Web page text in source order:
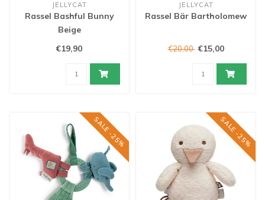
JELLYCAT
Rassel Bashful Bunny
Beige
€19,90
JELLYCAT
Rassel Bär Bartholomew
€20,00 €15,00
SALE -25% SALE -25%